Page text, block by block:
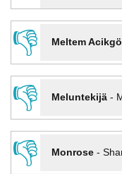
👎
Meltem
👎
Meluntekijä-
👎
Monrose-